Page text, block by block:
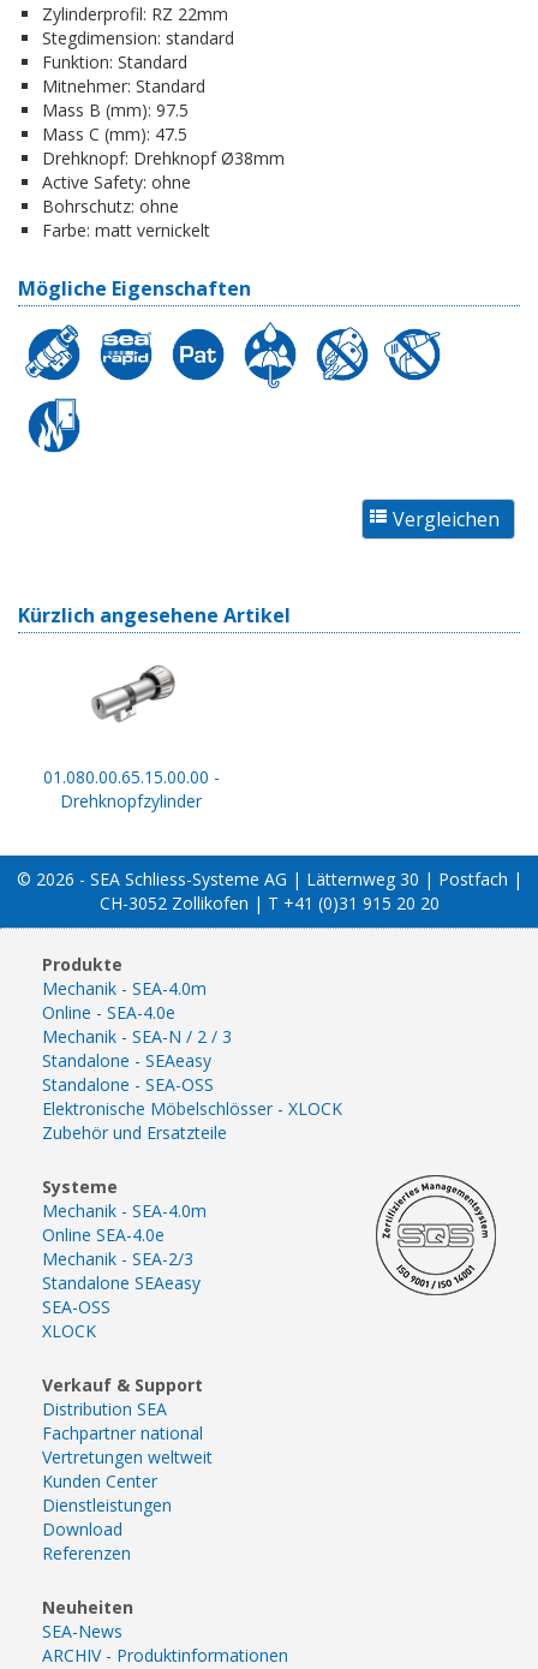
Zylinderprofil: RZ 22mm
Stegdimension: standard
Funktion: Standard
Mitnehmer: Standard
Mass B (mm): 97.5
Mass C (mm): 47.5
Drehknopf: Drehknopf Ø38mm
Active Safety: ohne
Bohrschutz: ohne
Farbe: matt vernickelt
Mögliche Eigenschaften
Kürzlich angesehene Artikel
01.080.00.65.15.00.00 -
Drehknopfzylinder
© 2026 - SEA Schliess-Systeme AG | Lätternweg 30 | Postfach |
CH-3052 Zollikofen | T +41 (0)31 915 20 20
Produkte
Mechanik - SEA-4.0m
Online - SEA-4.0e
Mechanik - SEA-N / 2 / 3
Standalone - SEAeasy
Standalone - SEA-OSS
Elektronische Möbelschlösser - XLOCK
Zubehör und Ersatzteile
Systeme
Mechanik - SEA-4.0m
Online SEA-4.0e
Mechanik - SEA-2/3
Standalone SEAeasy
SEA-OSS
XLOCK
Verkauf & Support
Distribution SEA
Fachpartner national
Vertretungen weltweit
Kunden Center
Dienstleistungen
Download
Referenzen
Neuheiten
SEA-News
ARCHIV - Produktinformationen